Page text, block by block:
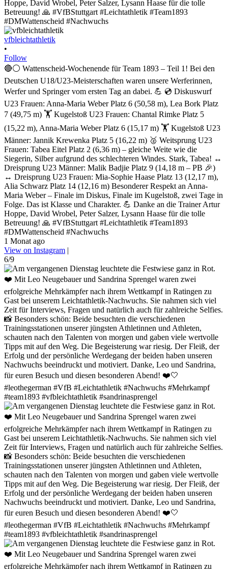
vfbleichtathletik
•
Follow
🔴⚪ Wattenscheid-Wochenende für Team 1893 – Teil 1! Bei den
Deutschen U18/U23-Meisterschaften waren unsere Werferinnen,
Werfer und Springer vom ersten Tag an dabei. 💪 💿 Diskuswurf
U23 Frauen: Anna-Maria Weber Platz 6 (50,58 m), Lea Bork Platz
7 (49,75 m) 🏋️ Kugelstoß U23 Frauen: Chantal Rimke Platz 5
(15,22 m), Anna-Maria Weber Platz 6 (15,17 m) 🏋️ Kugelstoß U23
Männer: Jannik Krewenka Platz 5 (16,22 m) 🥈 Weitsprung U23
Frauen: Tabea Eitel Platz 2 (6,36 m) – gleiche Weite wie die
Siegerin, Silber aufgrund des schlechteren Windes. Stark, Tabea! ↔️
Dreisprung U23 Männer: Malik Badjie Platz 9 (14,18 m – PB 🎉)
↔️ Dreisprung U23 Frauen: Mia-Sophie Haase Platz 13 (12,17 m),
Alia Schwarz Platz 14 (12,16 m) Besonderer Respekt an Anna-
Maria Weber – Finale im Diskus, Finale im Kugelstoß, zwei Tage in
Folge. Das ist Klasse und Charakter. 💪 Danke an die Trainer Artur
Hoppe, David Wrobel, Peter Salzer, Lysann Haase für die tolle
Betreuung! 🙏 #VfBStuttgart #Leichtathletik #Team1893
#DMWattenscheid #Nachwuchs
1 Monat ago
View on Instagram |
6/9